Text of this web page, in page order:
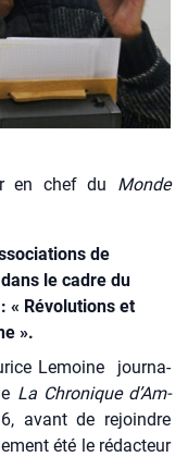
en chef du Monde
de
le cadre du
« Révolutions et
».
Lemoine jour­na­
La Chro­nique d’Am­
avant de rejoindre
été le rédac­teur